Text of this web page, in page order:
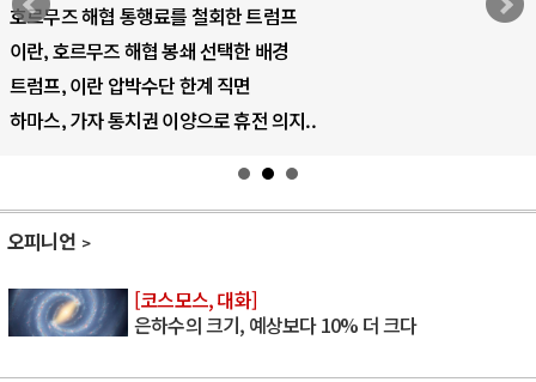
호르무즈 해협 통행료를 철회한 트럼프
이란, 호르무즈 해협 봉쇄 선택한 배경
트럼프, 이란 압박수단 한계 직면
하마스, 가자 통치권 이양으로 휴전 의지..
오피니언
[코스모스, 대화]
은하수의 크기, 예상보다 10% 더 크다